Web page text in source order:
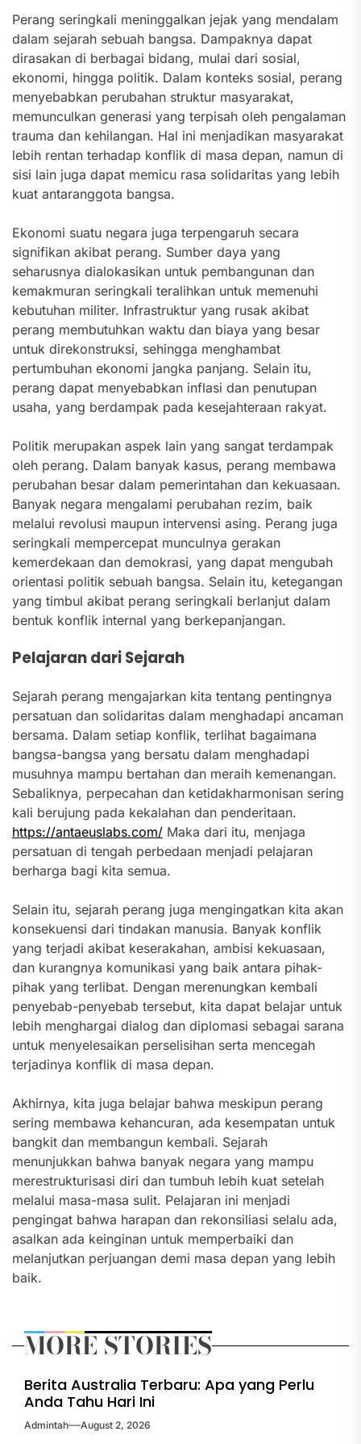
Perang seringkali meninggalkan jejak yang mendalam
dalam sejarah sebuah bangsa. Dampaknya dapat
dirasakan di berbagai bidang, mulai dari sosial,
ekonomi, hingga politik. Dalam konteks sosial, perang
menyebabkan perubahan struktur masyarakat,
memunculkan generasi yang terpisah oleh pengalaman
trauma dan kehilangan. Hal ini menjadikan masyarakat
lebih rentan terhadap konflik di masa depan, namun di
sisi lain juga dapat memicu rasa solidaritas yang lebih
kuat antaranggota bangsa.
Ekonomi suatu negara juga terpengaruh secara
signifikan akibat perang. Sumber daya yang
seharusnya dialokasikan untuk pembangunan dan
kemakmuran seringkali teralihkan untuk memenuhi
kebutuhan militer. Infrastruktur yang rusak akibat
perang membutuhkan waktu dan biaya yang besar
untuk direkonstruksi, sehingga menghambat
pertumbuhan ekonomi jangka panjang. Selain itu,
perang dapat menyebabkan inflasi dan penutupan
usaha, yang berdampak pada kesejahteraan rakyat.
Politik merupakan aspek lain yang sangat terdampak
oleh perang. Dalam banyak kasus, perang membawa
perubahan besar dalam pemerintahan dan kekuasaan.
Banyak negara mengalami perubahan rezim, baik
melalui revolusi maupun intervensi asing. Perang juga
seringkali mempercepat munculnya gerakan
kemerdekaan dan demokrasi, yang dapat mengubah
orientasi politik sebuah bangsa. Selain itu, ketegangan
yang timbul akibat perang seringkali berlanjut dalam
bentuk konflik internal yang berkepanjangan.
Pelajaran dari Sejarah
Sejarah perang mengajarkan kita tentang pentingnya
persatuan dan solidaritas dalam menghadapi ancaman
bersama. Dalam setiap konflik, terlihat bagaimana
bangsa-bangsa yang bersatu dalam menghadapi
musuhnya mampu bertahan dan meraih kemenangan.
Sebaliknya, perpecahan dan ketidakharmonisan sering
kali berujung pada kekalahan dan penderitaan.
https://antaeuslabs.com/ Maka dari itu, menjaga
persatuan di tengah perbedaan menjadi pelajaran
berharga bagi kita semua.
Selain itu, sejarah perang juga mengingatkan kita akan
konsekuensi dari tindakan manusia. Banyak konflik
yang terjadi akibat keserakahan, ambisi kekuasaan,
dan kurangnya komunikasi yang baik antara pihak-
pihak yang terlibat. Dengan merenungkan kembali
penyebab-penyebab tersebut, kita dapat belajar untuk
lebih menghargai dialog dan diplomasi sebagai sarana
untuk menyelesaikan perselisihan serta mencegah
terjadinya konflik di masa depan.
Akhirnya, kita juga belajar bahwa meskipun perang
sering membawa kehancuran, ada kesempatan untuk
bangkit dan membangun kembali. Sejarah
menunjukkan bahwa banyak negara yang mampu
merestrukturisasi diri dan tumbuh lebih kuat setelah
melalui masa-masa sulit. Pelajaran ini menjadi
pengingat bahwa harapan dan rekonsiliasi selalu ada,
asalkan ada keinginan untuk memperbaiki dan
melanjutkan perjuangan demi masa depan yang lebih
baik.
MORE STORIES
Berita Australia Terbaru: Apa yang Perlu
Anda Tahu Hari Ini
Admintah August 2, 2026